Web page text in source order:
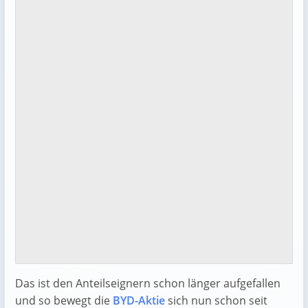
Das ist den Anteilseignern schon länger aufgefallen
und so bewegt die BYD-Aktiesich nun schon seit